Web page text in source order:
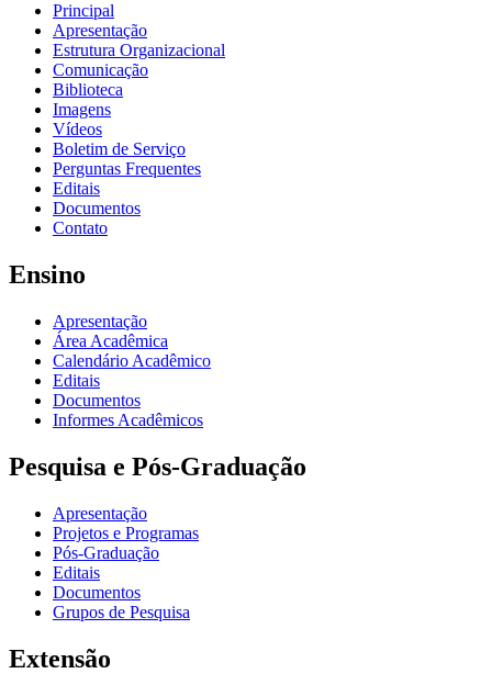
Principal
Apresentação
Estrutura Organizacional
Comunicação
Biblioteca
Imagens
Vídeos
Boletim de Serviço
Perguntas Frequentes
Editais
Documentos
Contato
Ensino
Apresentação
Área Acadêmica
Calendário Acadêmico
Editais
Documentos
Informes Acadêmicos
Pesquisa e Pós-Graduação
Apresentação
Projetos e Programas
Pós-Graduação
Editais
Documentos
Grupos de Pesquisa
Extensão